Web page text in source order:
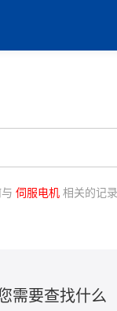
伺服电机 相关的记录
需要查找什么